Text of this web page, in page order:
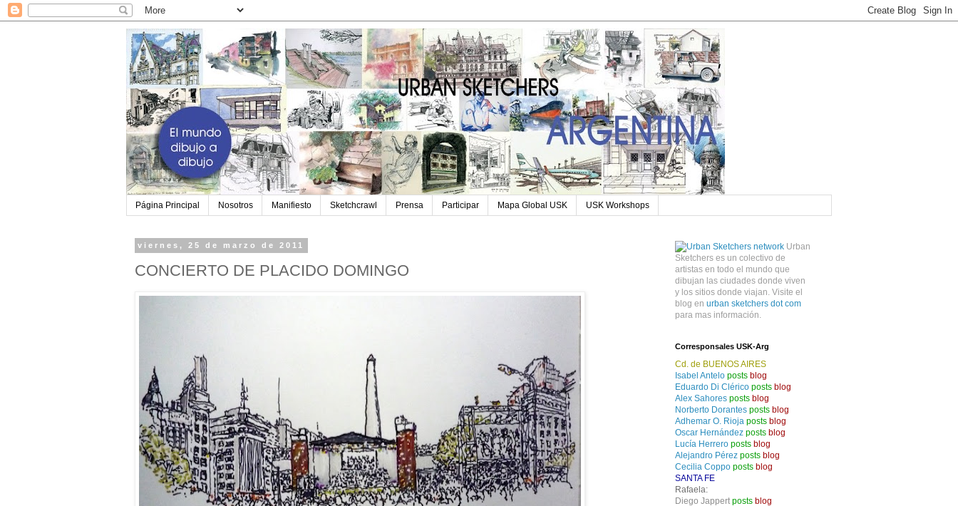
Página Principal Nosotros Manifiesto Sketchcrawl Prensa Participar Mapa Global USK USK Workshops
viernes, 25 de marzo de 2011
CONCIERTO DE PLACIDO DOMINGO
Urban
Sketchers es un colectivo de
artistas en todo el mundo que
dibujan las ciudades donde viven
y los sitios donde viajan. Visite el
blog en urban sketchers dot com
para mas información.
Corresponsales USK-Arg
Cd. de BUENOS AIRES
Isabel Antelo posts blog
Eduardo Di Clérico posts blog
Alex Sahores posts blog
Norberto Dorantes posts blog
Adhemar O. Rioja posts blog
Oscar Hernández posts blog
Lucía Herrero posts blog
Alejandro Pérez posts blog
Cecilia Coppo posts blog
SANTA FE
Rafaela:
Diego Jappert posts blog